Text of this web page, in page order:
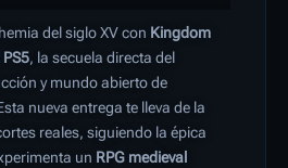
del siglo XV con Kingdom
, la secuela directa del
y mundo abierto de
nueva entrega te lleva de la
reales, siguiendo la épica
un RPG medieval